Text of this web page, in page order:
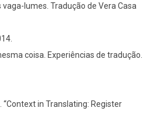
vaga-lumes. Tradução de Vera Casa
coisa. Experiências de tradução.
“Context in Translating: Register